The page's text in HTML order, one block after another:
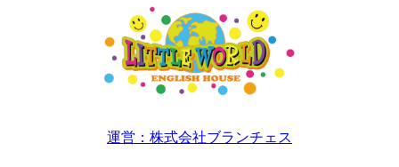
運営：株式会社ブランチェス